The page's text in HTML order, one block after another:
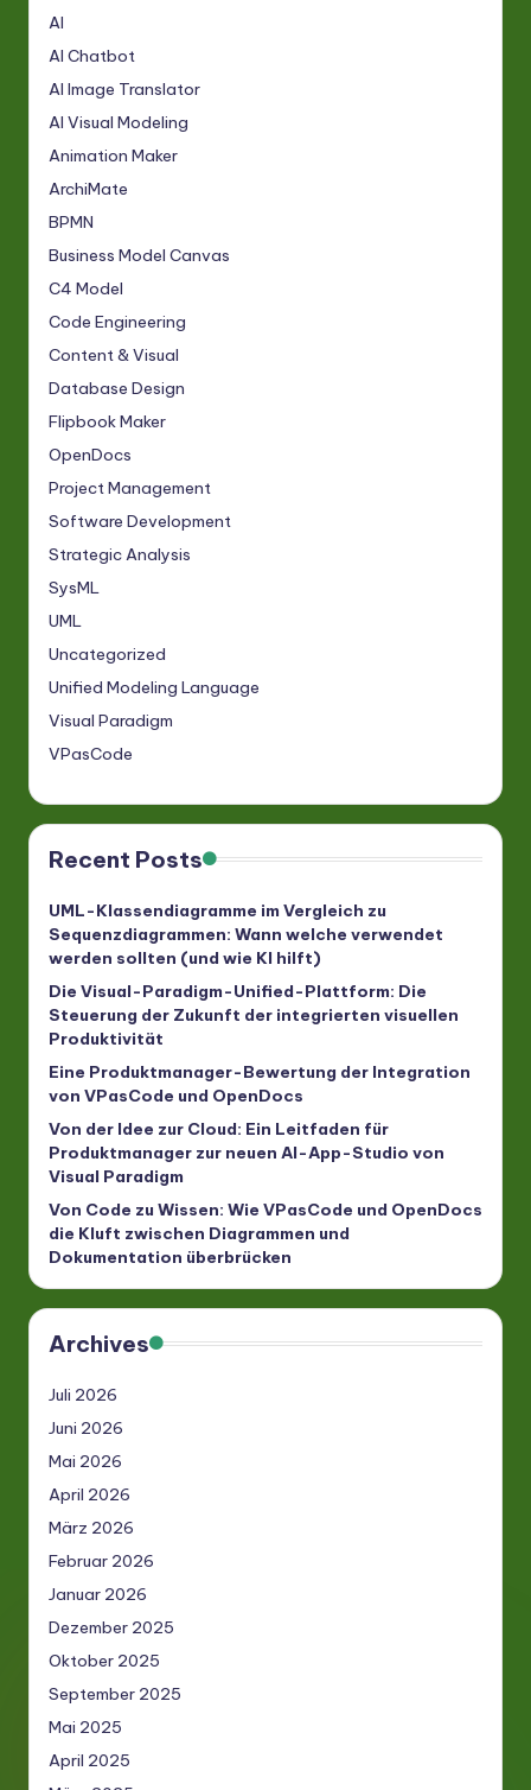
AI
AI Chatbot
AI Image Translator
AI Visual Modeling
Animation Maker
ArchiMate
BPMN
Business Model Canvas
C4 Model
Code Engineering
Content & Visual
Database Design
Flipbook Maker
OpenDocs
Project Management
Software Development
Strategic Analysis
SysML
UML
Uncategorized
Unified Modeling Language
Visual Paradigm
VPasCode
Recent Posts
UML-Klassendiagramme im Vergleich zu
Sequenzdiagrammen: Wann welche verwendet
werden sollten (und wie KI hilft)
Die Visual-Paradigm-Unified-Plattform: Die
Steuerung der Zukunft der integrierten visuellen
Produktivität
Eine Produktmanager-Bewertung der Integration
von VPasCode und OpenDocs
Von der Idee zur Cloud: Ein Leitfaden für
Produktmanager zur neuen AI-App-Studio von
Visual Paradigm
Von Code zu Wissen: Wie VPasCode und OpenDocs
die Kluft zwischen Diagrammen und
Dokumentation überbrücken
Archives
Juli 2026
Juni 2026
Mai 2026
April 2026
März 2026
Februar 2026
Januar 2026
Dezember 2025
Oktober 2025
September 2025
Mai 2025
April 2025